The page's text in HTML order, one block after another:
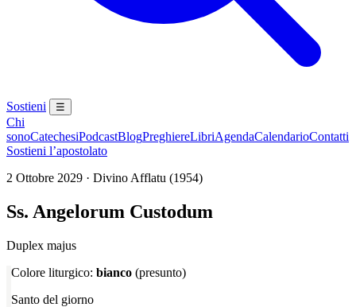
Sostieni ☰
Chi
sonoCatechesiPodcastBlogPreghiereLibriAgendaCalendarioContatti
Sostieni l’apostolato
2 Ottobre 2029 · Divino Afflatu (1954)
Ss. Angelorum Custodum
Duplex majus
Colore liturgico: bianco (presunto)
Santo del giorno